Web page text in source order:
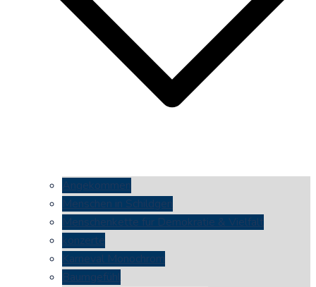
Angekommen
Menschen in Schildgen
Menschenkette für Demokratie & Vielfalt
konzerte
Karneval Monochrom
Baumgefühl